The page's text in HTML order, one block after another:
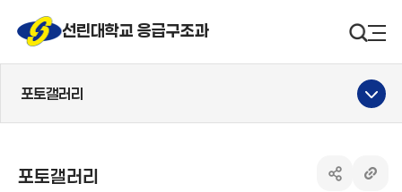
선린대 로고선린대학교 응급구조과 검색사
포토갤러리
포토갤러리 공유하기
링크